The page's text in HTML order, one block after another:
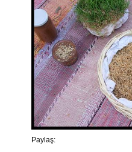
Paylaş: